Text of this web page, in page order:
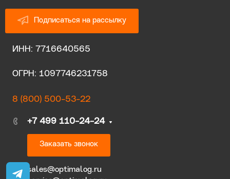
Подписаться на рассылку
ИНН: 7716640565
ОГРН: 1097746231758
8 (800) 500-53-22
+7 499 110-24-24
Заказать звонок
sales@optimalog.ru